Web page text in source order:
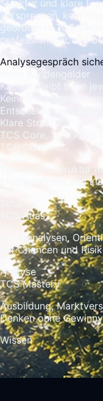
Struktur und klare
Versprechen, kein
geordnetes TCS-
professioneller und
Analysegespräch
Keine Kundengelder
Kapital bleibt beim
Keine
Entscheidungen
Klare Struktur
TCS Core, TCS Atlas
TCS Core
Technische Struktur
Eigenkontrolle und
TCS Atlas
Marktanalysen,
auf Chancen und
Analyse
TCS Mastery
Ausbildung,
Denken ohne
Wissen